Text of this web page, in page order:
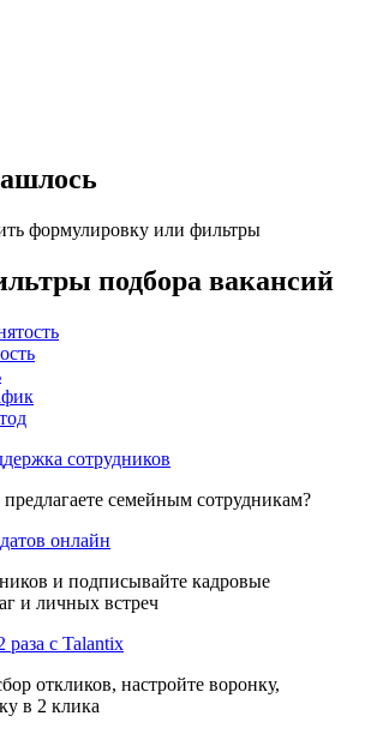
формулировку или фильтры
подбора вакансий
сотрудников
семейным сотрудникам?
онлайн
и подписывайте кадровые
и личных встреч
раза с Talantix
откликов, настройте воронку,
в 2 клика